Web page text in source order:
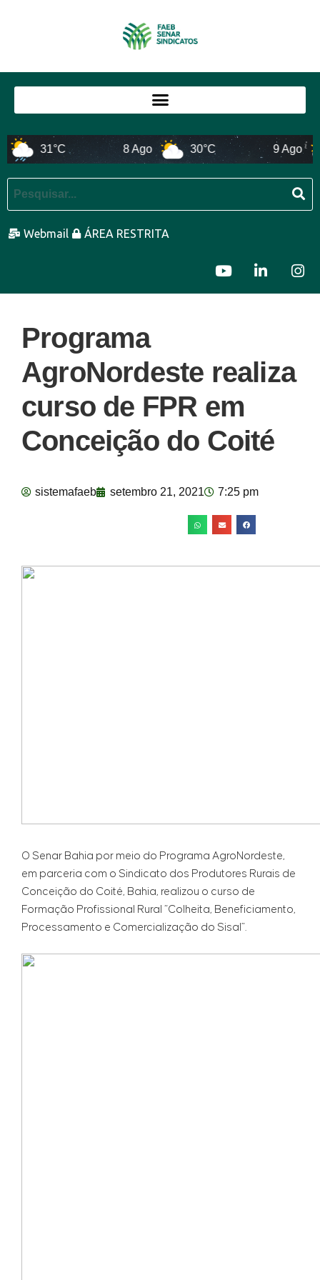
31°C 8 Ago 30°C 9 Ago
Webmail ÁREA RESTRITA
Programa
AgroNordeste realiza
curso de FPR em
Conceição do Coité
sistemafaeb setembro 21, 2021 7:25 pm
O Senar Bahia por meio do Programa AgroNordeste,
em parceria com o Sindicato dos Produtores Rurais de
Conceição do Coité, Bahia, realizou o curso de
Formação Profissional Rural “Colheita, Beneficiamento,
Processamento e Comercialização do Sisal”.